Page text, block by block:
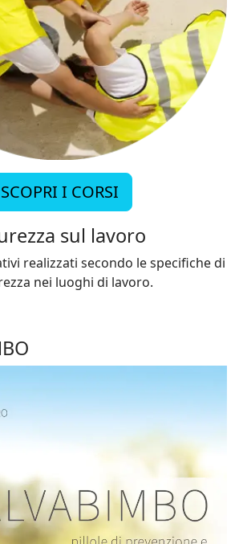
SCOPRI I CORSI
sul lavoro
realizzati secondo le specifiche di
nei luoghi di lavoro.